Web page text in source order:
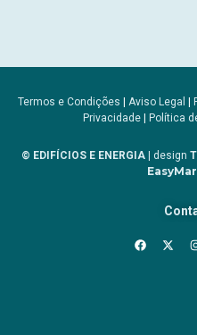
Termos e Condições | Aviso Legal |
Privacidade| Política
© EDIFÍCIOS E ENERGIA | design